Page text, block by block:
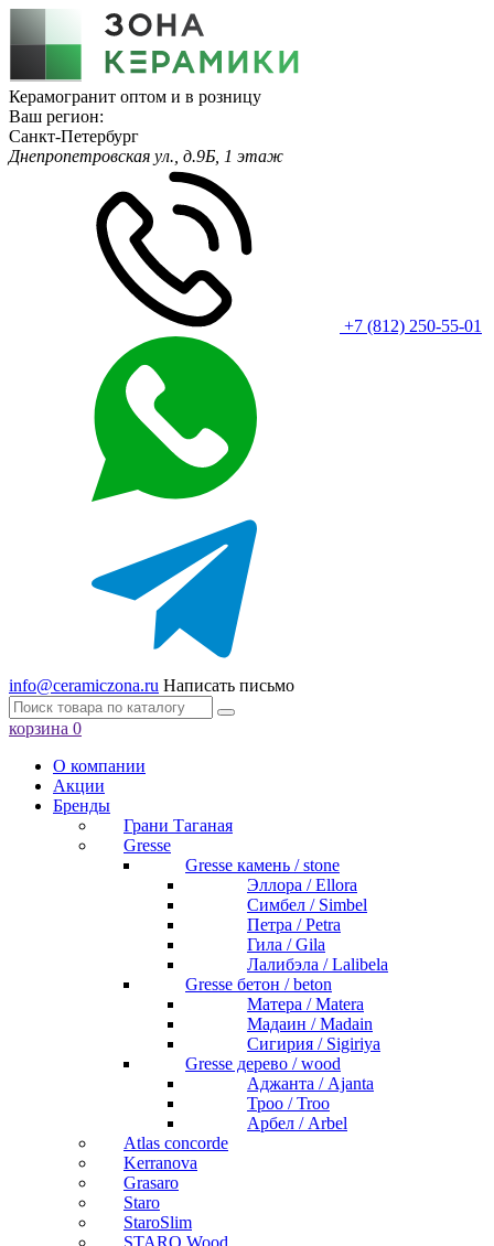
Керамогранит оптом и в розницу
Ваш регион:
Санкт-Петербург
Днепропетровская ул., д.9Б, 1 этаж
+7 (812) 250-55-01
info@ceramiczona.ru Написать письмо
корзина 0
О компании
Акции
Бренды
Грани Таганая
Gresse
Gresse камень / stone
Эллора / Ellora
Симбел / Simbel
Петра / Petra
Гила / Gila
Лалибэла / Lalibela
Gresse бетон / beton
Матера / Matera
Мадаин / Madain
Сигирия / Sigiriya
Gresse дерево / wood
Аджанта / Ajanta
Троо / Troo
Арбел / Arbel
Atlas concorde
Kerranova
Grasaro
Staro
StaroSlim
STARO Wood